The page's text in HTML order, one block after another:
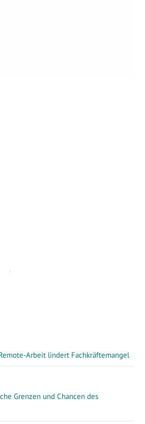
Arbeit lindert Fachkräftemangel
Grenzen und Chancen des